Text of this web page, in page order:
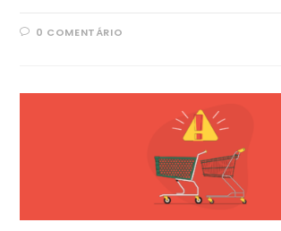
0 COMENTÁRIO